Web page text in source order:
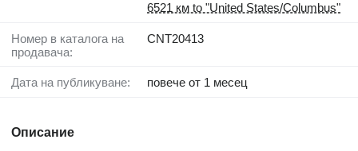
6521 км to "United States/Columbus"
Номер в каталога на
продавача:
CNT20413
Дата на публикуване: повече от 1 месец
Описание